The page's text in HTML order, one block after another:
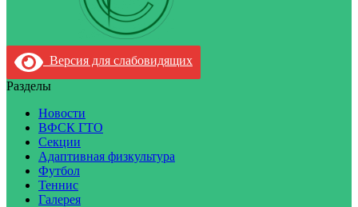
Версия для слабовидящих
Разделы
Новости
ВФСК ГТО
Секции
Адаптивная физкультура
Футбол
Теннис
Галерея